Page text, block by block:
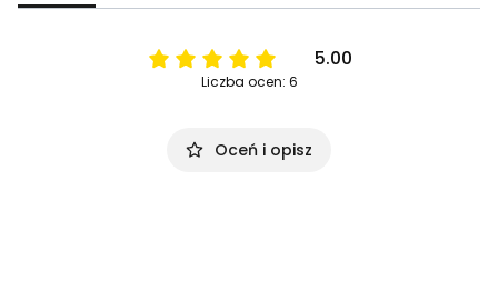
5.00
Liczba ocen: 6
Oceń i opisz